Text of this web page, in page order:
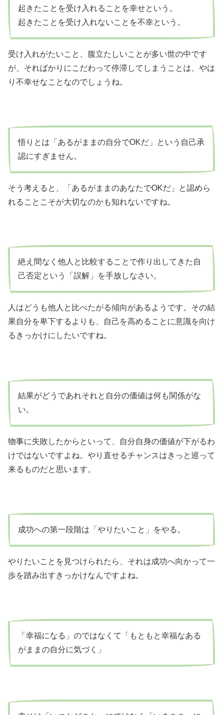
起きたことを受け入れることを幸せという。
起きたことを受け入れないことを不幸という。
受け入れがたいこと、腹立たしいことが多い世の中です
が、そればかりにこだわって停滞してしまうことは、やは
り不幸せなことなのでしょうね。
悟りとは「あるがままの自分でOKだ」という自己承
認にすぎません。
そう考えると、「あるがままのあなたでOKだ」と認めら
れることこそが大切なのかも知れないですね。
絶え間なく他人と比較することで作り出してきた自
己否定という「誤解」を手放しなさい。
人はどうも他人と比べたがる傾向があるようです。その結
果自分を卑下するよりも、自己を高めることに意識を向け
るきっかけにしたいですね。
結果がどうであれそれと自分の価値は何も関係がな
い。
物事に失敗したからといって、自分自身の価値が下がるわ
けではないですよね。やり直せるチャンスはきっと巡って
来るものだと思います。
成功への第一段階は「やりたいこと」をやる。
やりたいことを見つけられたら、それは成功へ向かって一
歩を踏み出すきっかけなんですよね。
「幸福になる」のではなくて「もともと幸福なある
がままの自分に気づく」